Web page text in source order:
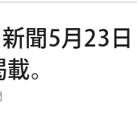
聞5月23日
。